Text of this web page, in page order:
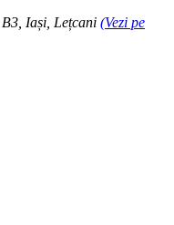
Iași, Lețcani (Vezi pe